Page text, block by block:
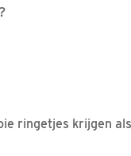
ringetjes krijgen als